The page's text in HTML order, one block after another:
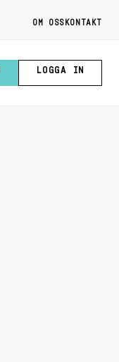
OM OSS KONTAKT
LOGGA IN